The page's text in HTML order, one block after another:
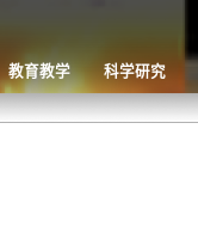
教育教学 科学研究